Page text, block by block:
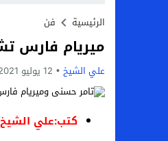
بحث
لماذا
بعد
الرئيسية فن
ميريام فارس
علي الشيخ 12 يوليو 2021
كتب:علي الشيخ